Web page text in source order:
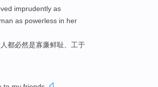
imprudently as
man as powerless in her
都必然是寡廉鲜耻 、工于